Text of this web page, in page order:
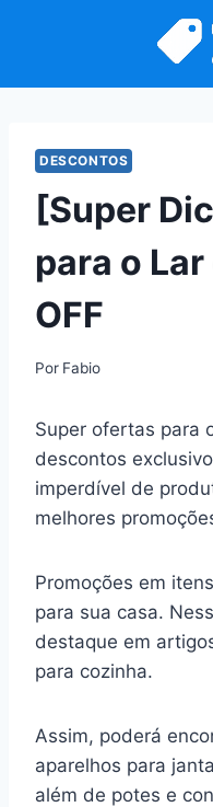
DESCONTOS
[Super
para o
OFF
Por Fabio
Super ofertas para
descontos
imperdível de
melhores
Promoções em
para sua casa.
destaque em
para cozinha.
Assim, poderá
aparelhos para
além de potes e